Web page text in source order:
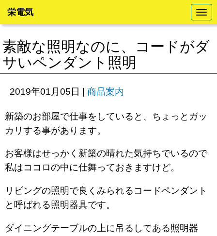
N
a
v
g
a
o
栄電気
素敵な照明なのに、コードがダ
サいペンダント照明
2019年01月05日 | 商品案内
新築のお部屋で仕事をしていると、ちょっとガッ
カリする事があります。
お客様はせっかく新築の晴れた気持ちでいるので
私はココロの中に仕舞っておきますけど。
リビングの照明で良くみられるコードペンダント
と呼ばれる照明器具です。
ダイニングテーブルの上に吊るしてある照明器